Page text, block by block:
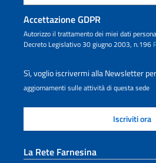
Accettazione GDPR
Autorizzo il trattamento dei miei dati
Decreto Legislativo 30 giugno 2003, n.196
Sì, voglio iscrivermi alla Newsletter
aggiornamenti sulle attività di questa sede
La Rete Farnesina